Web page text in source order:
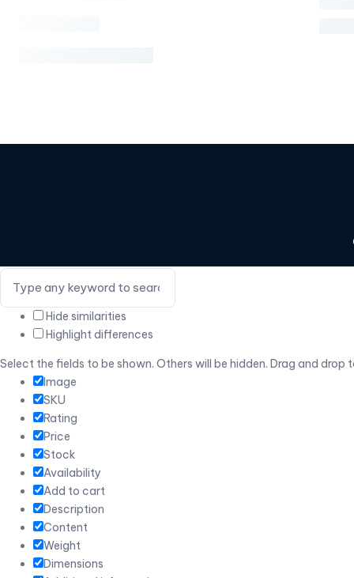
Hide similarities
Highlight differences
Select the fields to be shown. Others will be hidden. Drag and drop
Image
SKU
Rating
Price
Stock
Availability
Add to cart
Description
Content
Weight
Dimensions